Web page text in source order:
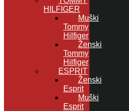
HILFIGER
Muški
Tommy
Hilfiger
Ženski
Tommy
Hilfiger
ESPRIT
Ženski
Esprit
Muški
Esprit